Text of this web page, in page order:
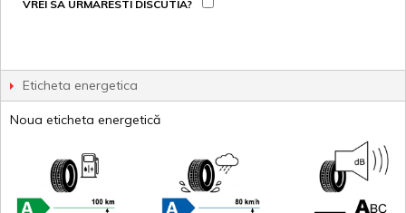
VREI SA URMARESTI DISCUTIA?
Eticheta energetica
Noua eticheta energetică